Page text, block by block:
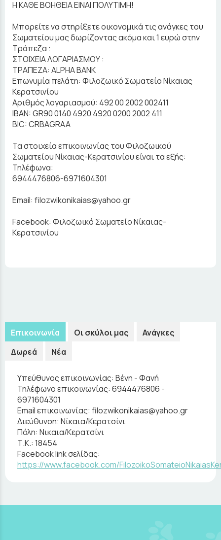
Η ΚΑΘΕ ΒΟΗΘΕΙΑ ΕΙΝΑΙ ΠΟΛΥΤΙΜΗ!
Μπορείτε να στηρίξετε οικονομικά τις ανάγκες του
Σωματείου μας δωρίζοντας ακόμα και 1 ευρώ στην
Τράπεζα :
ΣΤΟΙΧΕΙΑ ΛΟΓΑΡΙΑΣΜΟΥ :
ΤΡΑΠΕΖΑ: ALPHA BANK
Επωνυμία πελάτη: Φιλοζωικό Σωματείο Νίκαιας
Κερατσινίου
Αριθμός λογαριασμού: 492 00 2002 002411
IBAN: GR90 0140 4920 4920 0200 2002 411
BIC: CRBAGRAA
Τα στοιχεία επικοινωνίας του Φιλοζωικού
Σωματείου Νίκαιας-Κερατσινίου είναι τα εξής:
Τηλέφωνα:
6944476806-6971604301
Email: filozwikonikaias@yahoo.gr
Facebook: Φιλοζωικό Σωματείο Νίκαιας-
Κερατσινίου
Επικοινωνία Οι σκύλοι μας
Ανάγκες
Δωρεά
Νέα
Υπεύθυνος επικοινωνίας: Βένη - Φανή
Τηλέφωνο επικοινωνίας: 6944476806 -
6971604301
Email επικοινωνίας: filozwikonikaias@yahoo.gr
Διεύθυνση: Νίκαια/Κερατσίνι
Πόλη: Νικαια/Κερατσίνι
Τ.Κ.: 18454
Facebook link σελίδας:
https://www.facebook.com/